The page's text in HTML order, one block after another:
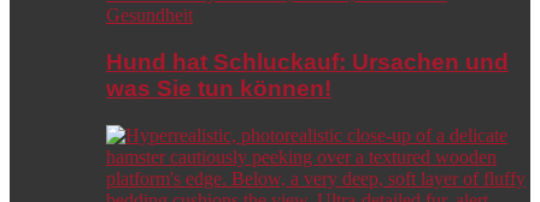
Gesundheit
Hund hat Schluckauf: Ursachen und
was Sie tun können!